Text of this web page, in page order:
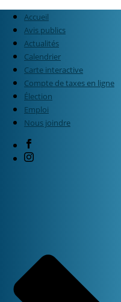
Accueil
Avis publics
Actualités
Calendrier
Carte interactive
Compte de taxes en ligne
Élection
Emploi
Nous joindre